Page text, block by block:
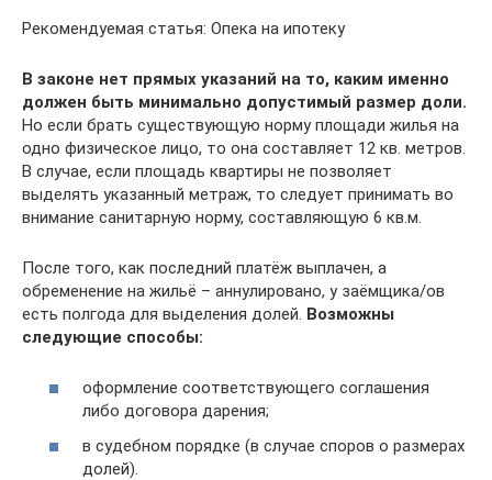
Рекомендуемая статья: Опека на ипотеку
В законе нет прямых указаний на то, каким именно
должен быть минимально допустимый размер доли.
Но если брать существующую норму площади жилья на
одно физическое лицо, то она составляет 12 кв. метров.
В случае, если площадь квартиры не позволяет
выделять указанный метраж, то следует принимать во
внимание санитарную норму, составляющую 6 кв.м.
После того, как последний платёж выплачен, а
обременение на жильё – аннулировано, у заёмщика/ов
есть полгода для выделения долей. Возможны
следующие способы:
оформление соответствующего соглашения
либо договора дарения;
в судебном порядке (в случае споров о размерах
долей).